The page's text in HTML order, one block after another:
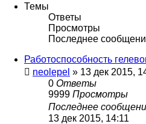
Темы
Ответы
Просмотры
Последнее
Работоспособность
neolepel » 13 дек 2015,
0 Ответы
9999 Просмотры
Последнее
13 дек 2015, 14:11